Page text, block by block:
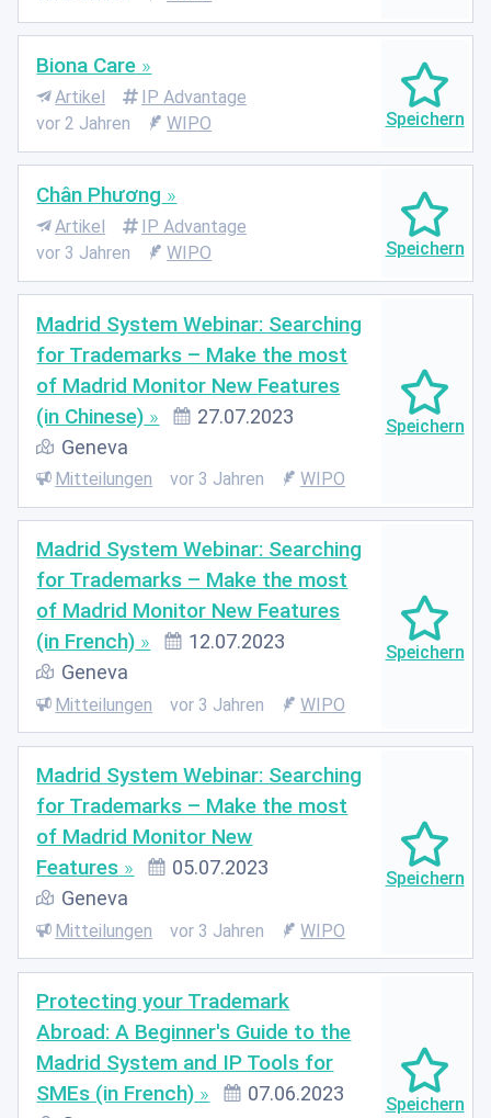
Biona Care
Artikel
IP Advantage
vor 2 Jahren
WIPO
Chân Phương
Artikel
IP Advantage
vor 3 Jahren
WIPO
Madrid System Webinar: Searching
for Trademarks – Make the most
of Madrid Monitor New Features
(in Chinese)
27.07.2023
Geneva
Mitteilungen vor 3 Jahren WIPO
Madrid System Webinar: Searching
for Trademarks – Make the most
of Madrid Monitor New Features
(in French)
12.07.2023
Geneva
Mitteilungen vor 3 Jahren WIPO
Madrid System Webinar: Searching
for Trademarks – Make the most
of Madrid Monitor New
Features
05.07.2023
Geneva
Mitteilungen vor 3 Jahren WIPO
Protecting your Trademark
Abroad: A Beginner's Guide to the
Madrid System and IP Tools for
SMEs (in French)
07.06.2023